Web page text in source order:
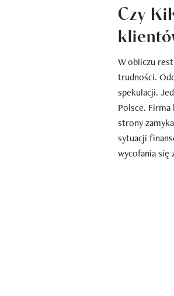
Czy
W obliczu
trudności.
spekulacji.
Polsce.
strony
sytuacji
wycofania się